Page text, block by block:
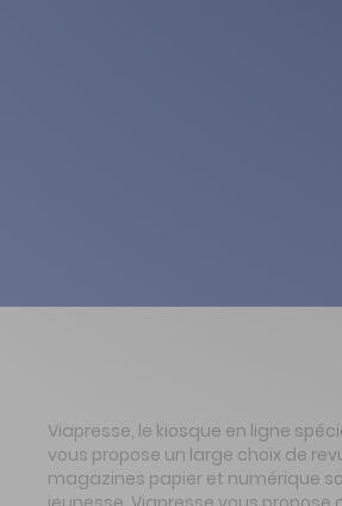
Viapresse, le kiosque en ligne
vous propose un large choix de
magazines papier et numérique